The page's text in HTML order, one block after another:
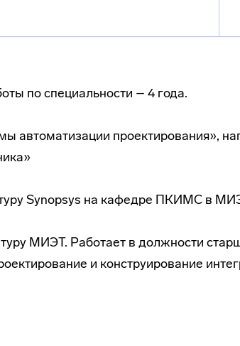
по специальности – 4 года.
автоматизации проектирования»,
Synopsys на кафедре ПКИМС в
МИЭТ. Работает в должности
и конструирование